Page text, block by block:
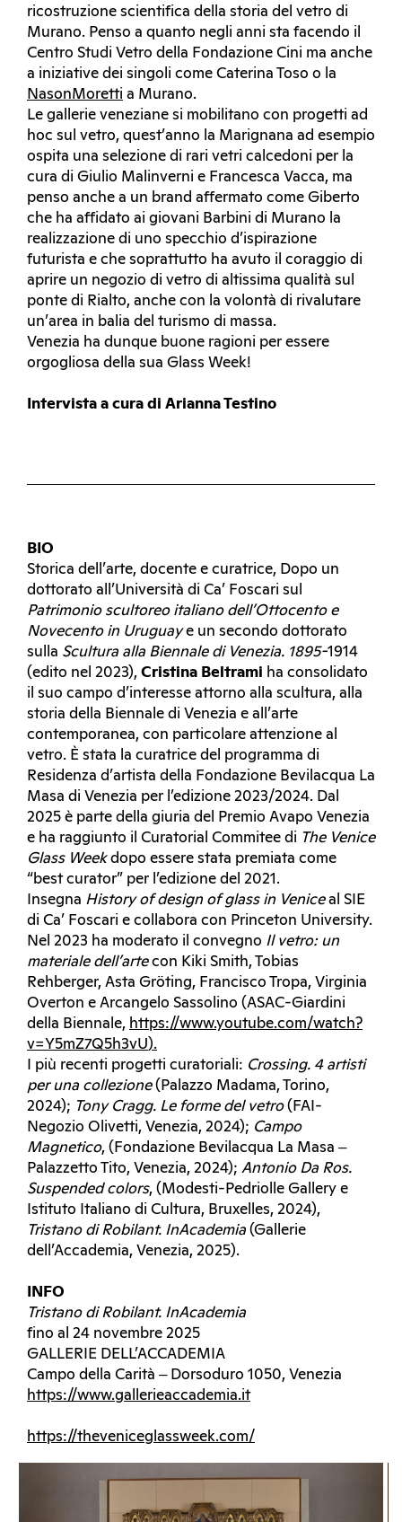
ricostruzione scientifica della storia del vetro di
Murano. Penso a quanto negli anni sta facendo il
Centro Studi Vetro della Fondazione Cini ma anche
a iniziative dei singoli come Caterina Toso o la
NasonMoretti a Murano.
Le gallerie veneziane si mobilitano con progetti ad
hoc sul vetro, quest’anno la Marignana ad esempio
ospita una selezione di rari vetri calcedoni per la
cura di Giulio Malinverni e Francesca Vacca, ma
penso anche a un brand affermato come Giberto
che ha affidato ai giovani Barbini di Murano la
realizzazione di uno specchio d’ispirazione
futurista e che soprattutto ha avuto il coraggio di
aprire un negozio di vetro di altissima qualità sul
ponte di Rialto, anche con la volontà di rivalutare
un’area in balia del turismo di massa.
Venezia ha dunque buone ragioni per essere
orgogliosa della sua Glass Week!
Intervista a cura di Arianna Testino
BIO
Storica dell’arte, docente e curatrice, Dopo un
dottorato all’Università di Ca’ Foscari sul
Patrimonio scultoreo italiano dell’Ottocento e
Novecento in Uruguaye un secondo dottorato
sulla Scultura alla Biennale di Venezia. 1895-1914
(edito nel 2023), Cristina Beltrami ha consolidato
il suo campo d’interesse attorno alla scultura, alla
storia della Biennale di Venezia e all’arte
contemporanea, con particolare attenzione al
vetro. È stata la curatrice del programma di
Residenza d’artista della Fondazione Bevilacqua La
Masa di Venezia per l’edizione 2023/2024. Dal
2025 è parte della giuria del Premio Avapo Venezia
e ha raggiunto il Curatorial Commitee di The Venice
Glass Weekdopo essere stata premiata come
“best curator” per l’edizione del 2021.
Insegna History of design of glass in Veniceal SIE
di Ca’ Foscari e collabora con Princeton University.
Nel 2023 ha moderato il convegno Il vetro: un
materiale dell’artecon Kiki Smith, Tobias
Rehberger, Asta Gröting, Francisco Tropa, Virginia
Overton e Arcangelo Sassolino (ASAC-Giardini
della Biennale, https://www.youtube.com/watch?
v=Y5mZ7Q5h3vU).
I più recenti progetti curatoriali: Crossing. 4 artisti
per una collezione(Palazzo Madama, Torino,
2024); Tony Cragg. Le forme del vetro(FAI-
Negozio Olivetti, Venezia, 2024); Campo
Magnetico, (Fondazione Bevilacqua La Masa ‒
Palazzetto Tito, Venezia, 2024); Antonio Da Ros.
Suspended colors, (Modesti-Pedriolle Gallery e
Istituto Italiano di Cultura, Bruxelles, 2024),
Tristano di Robilant. InAcademia(Gallerie
dell’Accademia, Venezia, 2025).
INFO
Tristano di Robilant. InAcademia
fino al 24 novembre 2025
GALLERIE DELL’ACCADEMIA
Campo della Carità ‒ Dorsoduro 1050, Venezia
https://www.gallerieaccademia.it
https://theveniceglassweek.com/